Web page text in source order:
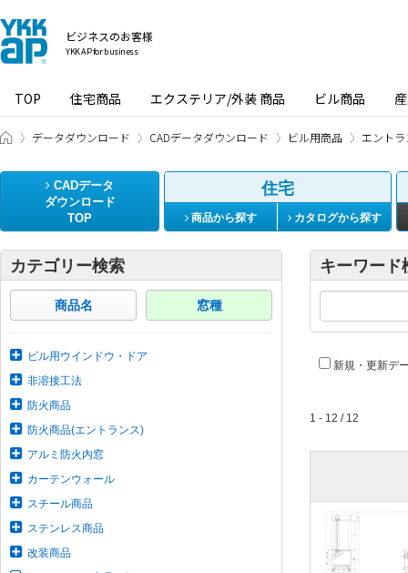
ビジネスのお客様
YKK AP for business
TOP 住宅商品 エクステリア/外装 商品 ビル商品
ビジネスのお客様 HOME
データダウンロード CADデータダウンロード ビル用商品 エント
CADデータ
ダウンロード
TOP
住宅
商品から探す カタログから探す
カテゴリー検索
商品名 窓種
ビル用ウインドウ・ドア
非溶接工法
防火商品
防火商品(エントランス)
アルミ防火内窓
カーテンウォール
スチール商品
ステンレス商品
改装商品
キーワード
新規・更新デ
1 - 12 / 12